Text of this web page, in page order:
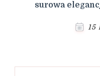
surowa
15